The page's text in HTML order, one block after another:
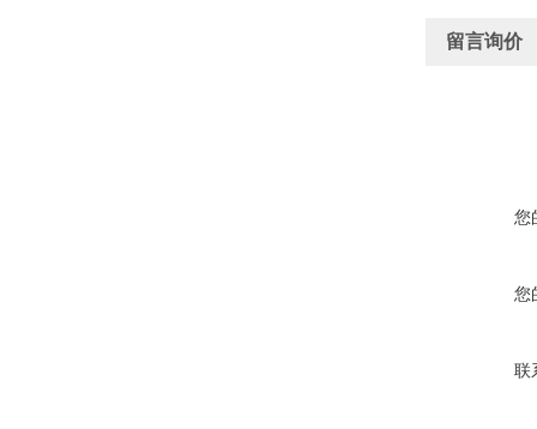
留言询价
您
您
联